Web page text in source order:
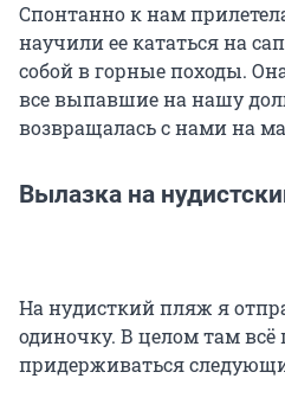
Спонтанно к нам
научили ее кататься на
собой в горные походы.
все выпавшие на нашу
возвращалась с нами на
Вылазка на
На нудисткий пляж я
одиночку. В целом там
придерживаться